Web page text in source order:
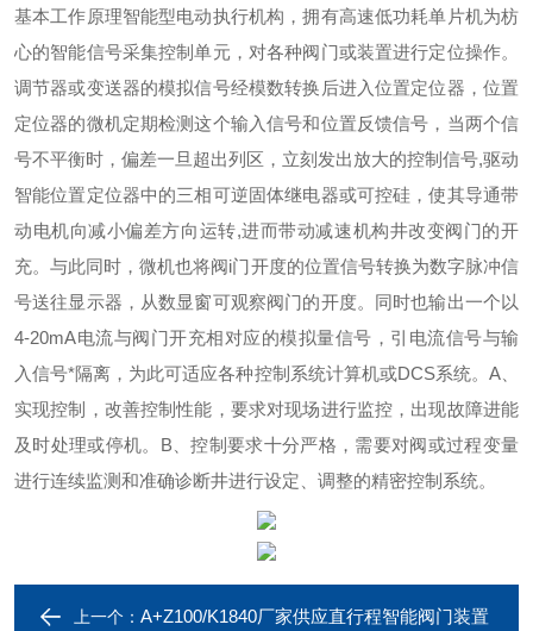
基本工作原理智能型电动执行机构，拥有高速低功耗单片机为枋
心的智能信号采集控制单元，对各种阀门或装置进行定位操作。
调节器或变送器的模拟信号经模数转换后进入位置定位器，位置
定位器的微机定期检测这个输入信号和位置反馈信号，当两个信
号不平衡时，偏差一旦超出列区，立刻发出放大的控制信号,驱动
智能位置定位器中的三相可逆固体继电器或可控硅，使其导通带
动电机向减小偏差方向运转,进而带动减速机构井改变阀门的开
充。与此同时，微机也将阀i门开度的位置信号转换为数字脉冲信
号送往显示器，从数显窗可观察阀门的开度。同时也输出一个以
4-20mA电流与阀门开充相对应的模拟量信号，引电流信号与输
入信号*隔离，为此可适应各种控制系统计算机或DCS系统。 A、
实现控制，改善控制性能，要求对现场进行监控，出现故障进能
及时处理或停机。 B、控制要求十分严格，需要对阀或过程变量
进行连续监测和准确诊断井进行设定、调整的精密控制系统。
上一个： A+Z100/K1840厂家供应直行程智能阀门装置